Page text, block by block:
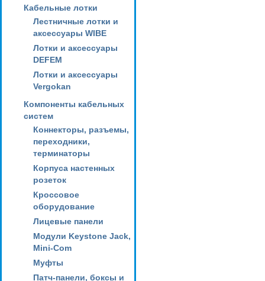
Кабельные лотки
Лестничные лотки и
аксессуары WIBE
Лотки и аксессуары
DEFEM
Лотки и аксессуары
Vergokan
Компоненты кабельных
систем
Коннекторы, разъемы,
переходники,
терминаторы
Корпуса настенных
розеток
Кроссовое
оборудование
Лицевые панели
Модули Keystone Jack,
Mini-Com
Муфты
Патч-панели, боксы и